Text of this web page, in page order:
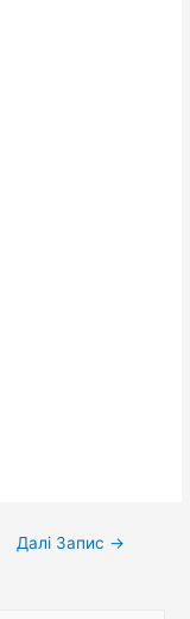
Далі Запис →